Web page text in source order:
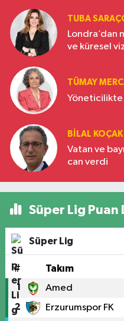
TUBA
Londra’dan
ve küresel
TÜMAY
BILAL KOÇAK
Vatan ve
can verdi
Süper Lig Puan
Süper Lig
# Takım
1 Amed
2 Erzurumspor FK